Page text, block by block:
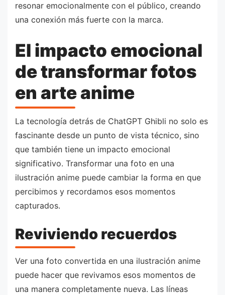
resonar emocionalmente con el público, creando
una conexión más fuerte con la marca.
El impacto emocional
de transformar fotos
en arte anime
La tecnología detrás de ChatGPT Ghibli no solo es
fascinante desde un punto de vista técnico, sino
que también tiene un impacto emocional
significativo. Transformar una foto en una
ilustración anime puede cambiar la forma en que
percibimos y recordamos esos momentos
capturados.
Reviviendo recuerdos
Ver una foto convertida en una ilustración anime
puede hacer que revivamos esos momentos de
una manera completamente nueva. Las líneas